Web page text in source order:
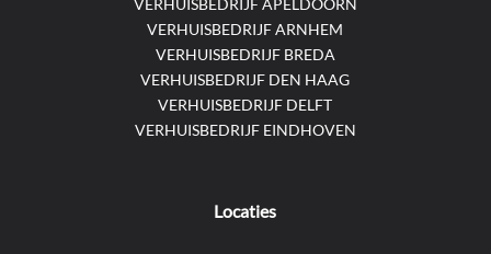
VERHUISBEDRIJF ARNHEM
VERHUISBEDRIJF BREDA
VERHUISBEDRIJF DEN HAAG
VERHUISBEDRIJF DELFT
VERHUISBEDRIJF EINDHOVEN
Locaties